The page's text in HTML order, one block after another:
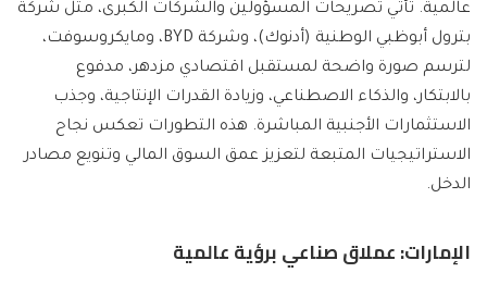
عالمية. تأتي تصريحات المسؤولين والشركات الكبرى، مثل شركة
بترول أبوظبي الوطنية (أدنوك)، وشركة BYD، ومايكروسوفت،
لترسم صورة واضحة لمستقبل اقتصادي مزدهر، مدفوع
بالابتكار، والذكاء الاصطناعي، وزيادة القدرات الإنتاجية، وجذب
الاستثمارات الأجنبية المباشرة. هذه التطورات تعكس نجاح
الاستراتيجيات المتبعة لتعزيز عمق السوق المالي وتنويع مصادر
الدخل.
الإمارات: عملاق صناعي برؤية عالمية